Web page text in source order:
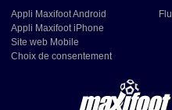
Appli Maxifoot Android
Appli Maxifoot iPhone
Site web Mobile
Choix de consentement